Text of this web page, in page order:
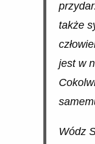
także
jest w
Wódz